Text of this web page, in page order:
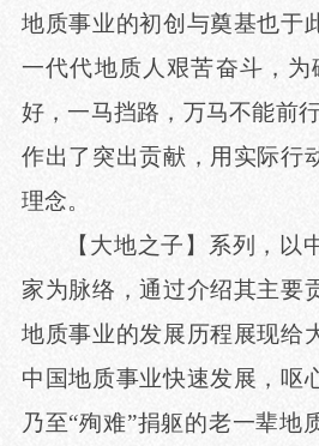
地质事业的初创与奠基也于
一代代地质人艰苦奋斗，为
好，一马挡路，万马不能前
作出了突出贡献，用实际行
理念。
【大地之子】系列，以
家为脉络，通过介绍其主要
地质事业的发展历程展现给
中国地质事业快速发展，呕
乃至“殉难”捐躯的老一辈地